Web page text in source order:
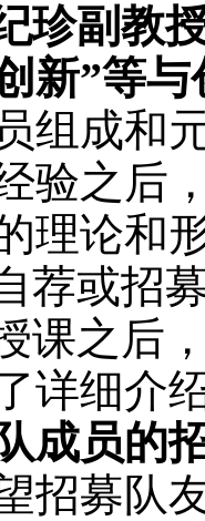
珍副教
新”等
组成和
验之后
理论和
荐或招
课之后
详细介
成员的
招募队